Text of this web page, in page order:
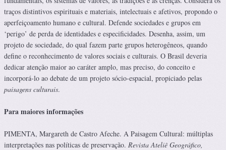
traços distintivos espirituais e materiais, intelectuais e afetivos, propondo o
aperfeiçoamento humano e cultural. Defende sociedades e grupos em
‘perigo’ de perda de identidades e especificidades. Desenha, assim, um
projeto de sociedade, do qual fazem parte grupos heterogêneos, quando
define o reconhecimento de valores sociais e culturais. O Brasil deveria
dedicar atenção maior ao caráter amplo, mas preciso, do conceito e
incorporá-lo ao debate de um projeto sócio-espacial, propiciado pelas
paisagens culturais.
Para maiores informações
PIMENTA, Margareth de Castro Afeche. A Paisagem Cultural: múltiplas
interpretações nas políticas de preservação. Revista Ateliê Geográfico,